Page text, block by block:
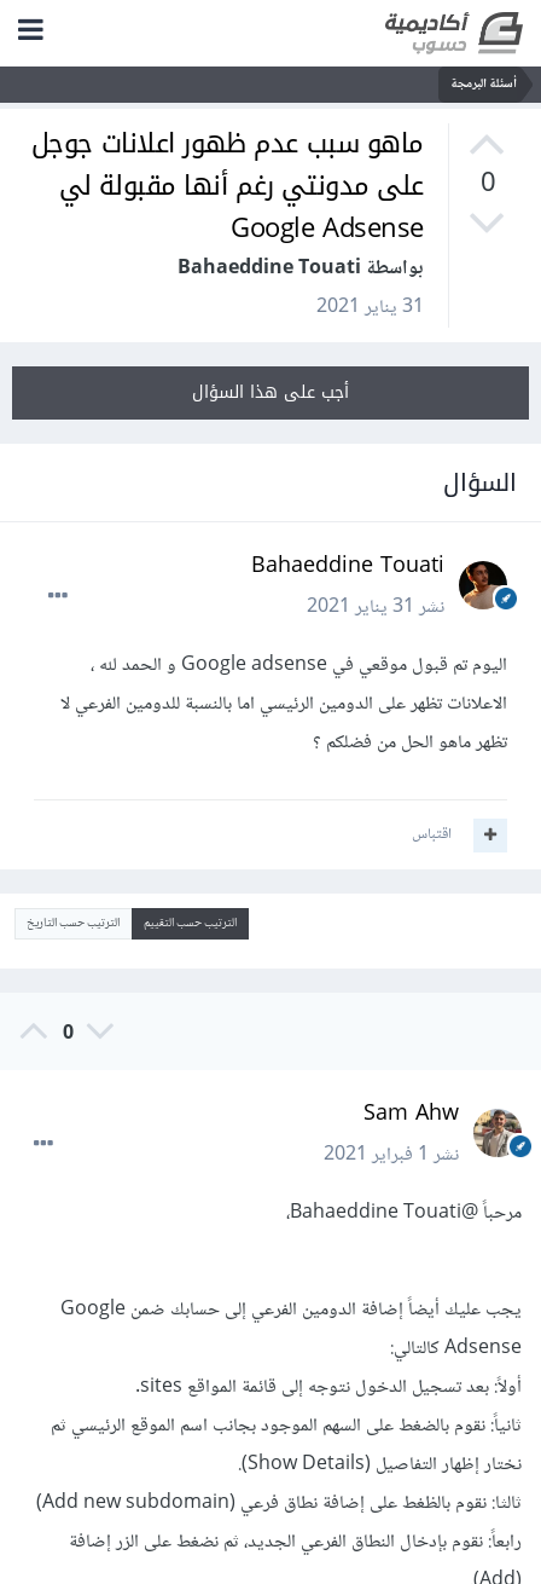
أسئلة البرمجة
0
ماهو سبب عدم ظهور اعلانات جوجل
على مدونتي رغم أنها مقبولة لي
Google Adsense
بواسطة Bahaeddine Touati
31 يناير 2021
أجب على هذا السؤال
السؤال
Bahaeddine Touati
نشر31 يناير 2021
اليوم تم قبول موقعي في Google adsense و الحمد لله ،
الاعلانات تظهر على الدومين الرئيسي اما بالنسبة للدومين الفرعي لا
تظهر ماهو الحل من فضلكم ؟
اقتباس
الترتيب حسب التقييم الترتيب حسب التاريخ
0
Sam Ahw
نشر1 فبراير 2021
مرحباً@Bahaeddine Touati ،
يجب عليك أيضاً إضافة الدومين الفرعي إلى حسابك ضمن Google
Adsense كالتالي:
أولاً: بعد تسجيل الدخول نتوجه إلى قائمة المواقع sites.
ثانياً: نقوم بالضغط على السهم الموجود بجانب اسم الموقع الرئيسي ثم
نختار إظهار التفاصيل (Show Details).
ثالثا: نقوم بالظغط على إضافة نطاق فرعي (Add new subdomain)
رابعاً: نقوم بإدخال النطاق الفرعي الجديد، ثم نضغط على الزر إضافة